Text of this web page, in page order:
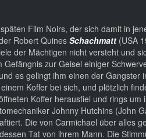
Film Noirs, der sich damit in
Robert Quines Schachmatt (USA
der Mächtigen nicht versteht und
zur Geisel einiger
es gelingt ihm einen der
Koffer bei sich, und plötzlich
Koffer herausfiel und rings
Johnny Hutchins (John
Die von Carmichael über alles
Tat von ihrem Mann. Die